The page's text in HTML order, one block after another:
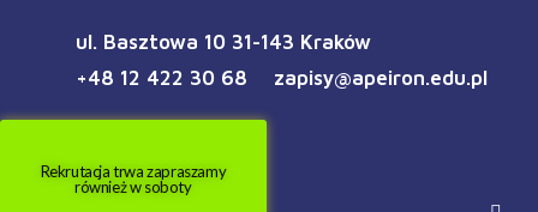
ul. Basztowa 10 31-143 Kraków
+48 12 422 30 68
zapisy@apeiron.edu.pl
Rekrutacja trwa zapraszamy
również w soboty